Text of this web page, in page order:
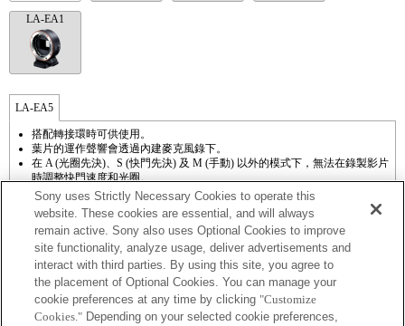
LA-EA1
LA-EA5
搭配轉接環時可供使用。
葉片的運作聲響會透過內建麥克風錄下。
在 A (光圈先決)、S (快門先決) 及 M (手動) 以外的模式下，無法在錄製影片
時調整快門速度和光圈。
[鏡頭補償] 功能無法運作。
視拍攝情況而定，畫面亮度可能會不平均。
如果以轉接環接上 [A 接環鏡頭]，則轉動對焦環時，手動對焦輔助功能將無
法自動運作。您可以在「自訂按鍵設定」中選擇將 [對焦放大鏡] 功能或 [手
動對焦輔助] 功能設為任一按鍵，藉此放大影像。
觸控快門功能無法運作。
SteadyShot INSIDE 提供 3 軸 (縱搖/橫搖/側搖) 震動補償功能。
雖然您可以執行自動對焦，但是，在拍攝陰暗場景，或當被攝體位於畫面角
落或明顯失焦時，有時很難對焦於被攝體。
Sony uses Strictly Necessary Cookies to operate this
website. These cookies are essential, and will always
remain active. Sony also uses Optional Cookies to improve
site functionality, analyze usage, deliver advertisements and
interact with third parties. By using this site, you agree to
the placement of Optional Cookies. You can manage your
cookie preferences at any time by clicking "Customize
Cookies." Depending on your selected cookie preferences,